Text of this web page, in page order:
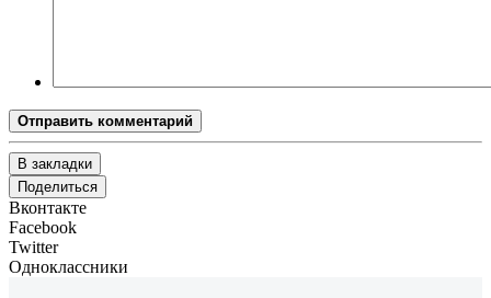
Отправить комментарий
В закладки
Поделиться
Вконтакте
Facebook
Twitter
Одноклассники